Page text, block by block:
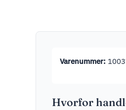
Varenummer:
Hvorfor